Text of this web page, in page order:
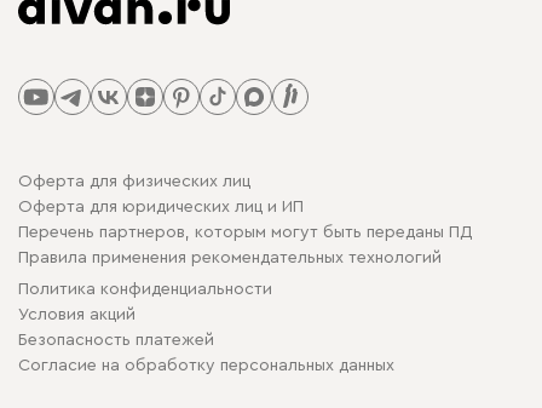
Оферта для физических лиц
Оферта для юридических лиц и ИП
Перечень партнеров, которым могут быть переданы ПД
Правила применения рекомендательных технологий
Политика конфиденциальности
Условия акций
Безопасность платежей
Cогласие на обработку персональных данных